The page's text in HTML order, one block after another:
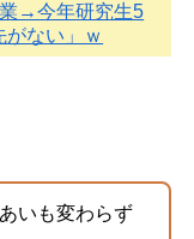
業→今年研究生5
がない」ｗ
いも変わらず